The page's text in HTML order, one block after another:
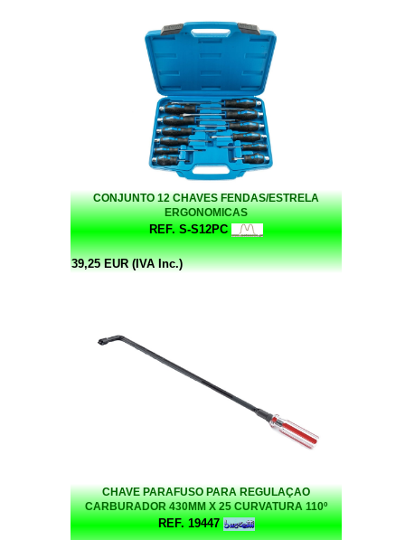
CONJUNTO 12 CHAVES FENDAS/ESTRELA
ERGONOMICAS
REF. S-S12PC
39,25 EUR (IVA Inc.)
CHAVE PARAFUSO PARA REGULAÇAO
CARBURADOR 430MM X 25 CURVATURA 110º
BUZZETTI
REF. 19447